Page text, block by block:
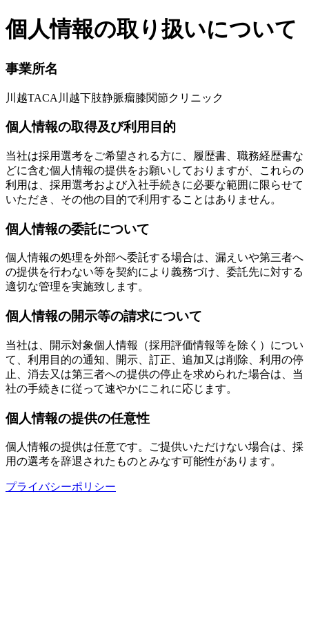
個人情報の取り扱いについて
事業所名
川越TACA川越下肢静脈瘤膝関節クリニック
個人情報の取得及び利用目的
当社は採用選考をご希望される方に、履歴書、職務経歴書な
どに含む個人情報の提供をお願いしておりますが、これらの
利用は、採用選考および入社手続きに必要な範囲に限らせて
いただき、その他の目的で利用することはありません。
個人情報の委託について
個人情報の処理を外部へ委託する場合は、漏えいや第三者へ
の提供を行わない等を契約により義務づけ、委託先に対する
適切な管理を実施致します。
個人情報の開示等の請求について
当社は、開示対象個人情報（採用評価情報等を除く）につい
て、利用目的の通知、開示、訂正、追加又は削除、利用の停
止、消去又は第三者への提供の停止を求められた場合は、当
社の手続きに従って速やかにこれに応じます。
個人情報の提供の任意性
個人情報の提供は任意です。ご提供いただけない場合は、採
用の選考を辞退されたものとみなす可能性があります。
プライバシーポリシー